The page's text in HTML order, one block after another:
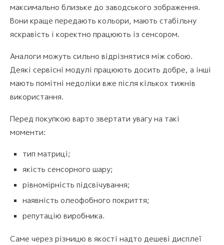
максимально близьке до заводського зображення.
Вони краще передають кольори, мають стабільну
яскравість і коректно працюють із сенсором.
Аналоги можуть сильно відрізнятися між собою.
Деякі сервісні модулі працюють досить добре, а інші
мають помітні недоліки вже після кількох тижнів
використання.
Перед покупкою варто звертати увагу на такі
моменти:
тип матриці;
якість сенсорного шару;
рівномірність підсвічування;
наявність олеофобного покриття;
репутацію виробника.
Саме через різницю в якості надто дешеві дисплеї